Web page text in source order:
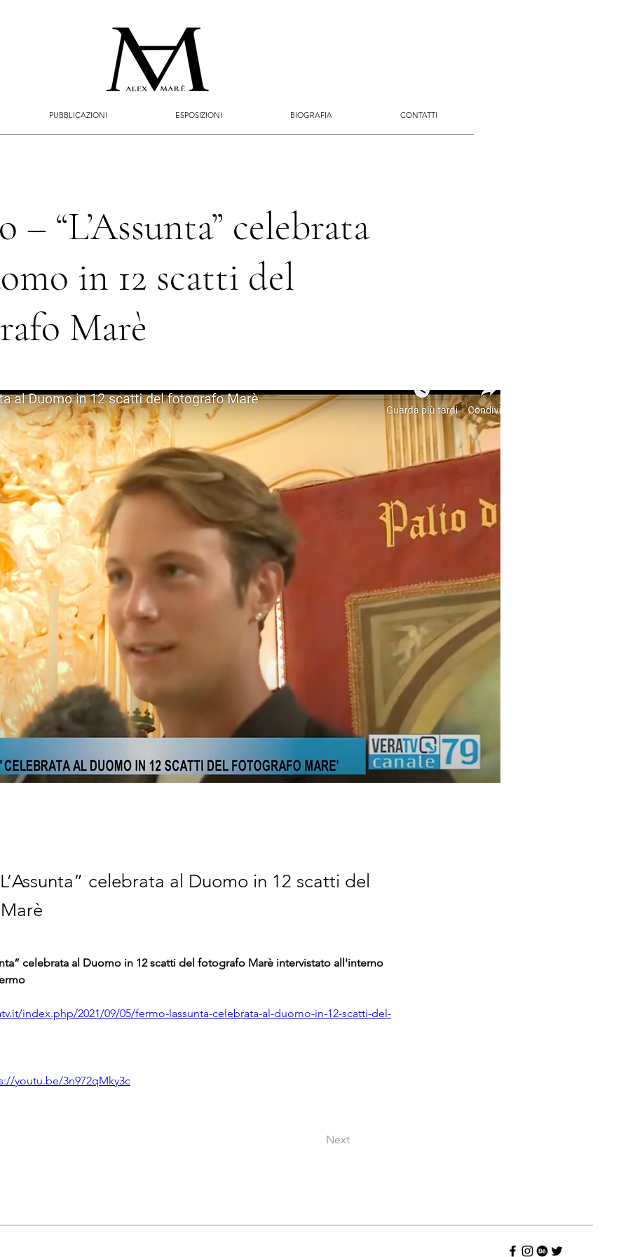
PUBBLICAZIONI ESPOSIZIONI BIOGRAFIA CONTATTI
– “L’Assunta” celebrata
in 12 scatti del
Marè
celebrata al Duomo in 12 scatti del
celebrata al Duomo in 12 scatti del fotografo Marè intervistato all'interno
index.php/2021/09/05/fermo-lassunta-celebrata-al-duomo-in-12-scatti-del-
youtu.be/3n972qMky3c
Next